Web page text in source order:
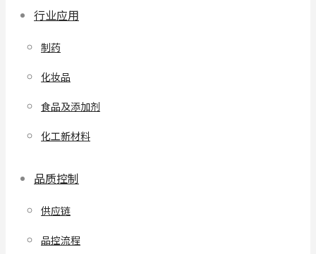
行业应用
制药
化妆品
食品及添加剂
化工新材料
品质控制
供应链
品控流程